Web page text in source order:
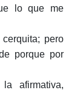
lo que me
pero
porque por
afirmativa,